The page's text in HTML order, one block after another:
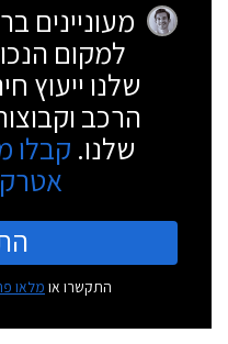
מעוניינים
למקום
שלנו ייעוץ
הרכב
שלנו. קבלו
התקשרו או מלאו